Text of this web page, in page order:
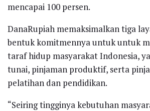
mencapai 100 persen.
DanaRupiah memaksimalkan tiga
bentuk komitmennya untuk untuk
taraf hidup masyarakat Indonesia,
tunai, pinjaman produktif, serta
pelatihan dan pendidikan.
“Seiring tingginya kebutuhan